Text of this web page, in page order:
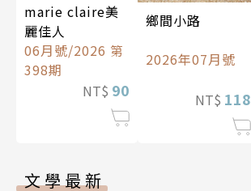
marie claire美
麗佳人
06月號/2026 第
398期
NT$ 90
鄉間小路
2026年07月號
NT$ 118
文學最新